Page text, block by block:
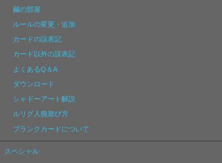
繭の部屋
ルールの変更・追加
カードの誤表記
カード以外の誤表記
よくあるQ＆A
ダウンロード
シャドーアート解説
ルリグ人狼遊び方
ブランクカードについて
スペシャル